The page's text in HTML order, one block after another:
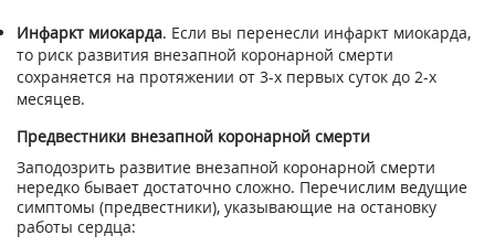
Инфаркт миокарда. Если вы перенесли инфаркт миокарда,
то риск развития внезапной коронарной смерти
сохраняется на протяжении от 3-х первых суток до 2-х
месяцев.
Предвестники внезапной коронарной смерти
Заподозрить развитие внезапной коронарной смерти
нередко бывает достаточно сложно. Перечислим ведущие
симптомы (предвестники), указывающие на остановку
работы сердца: